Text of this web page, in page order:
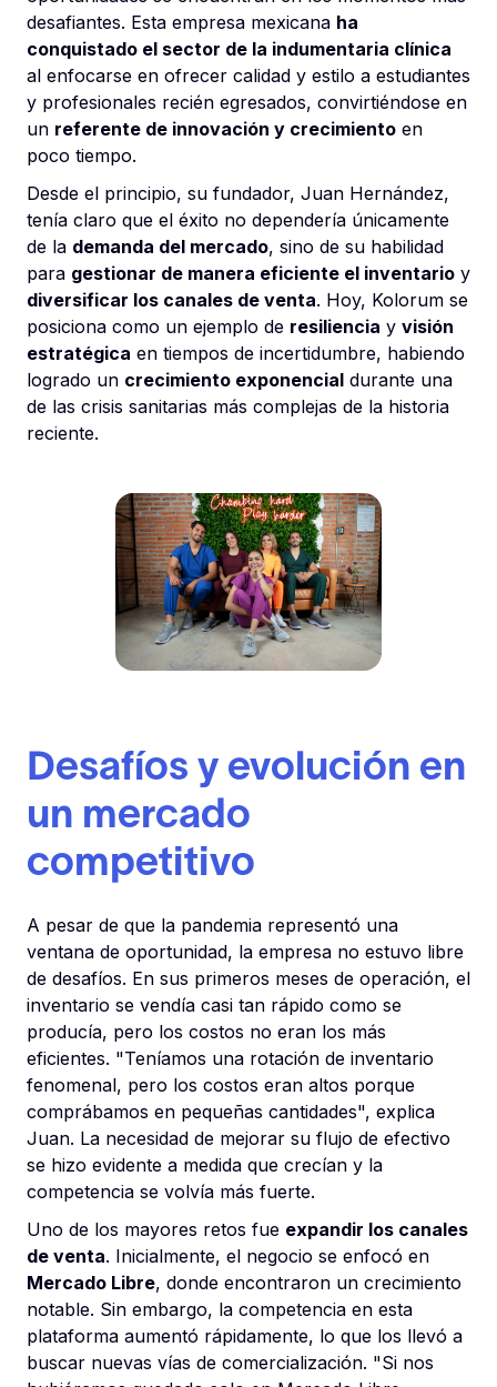
desafiantes. Esta empresa mexicana ha
conquistado el sector de la indumentaria clínica
al enfocarse en ofrecer calidad y estilo a estudiantes
y profesionales recién egresados, convirtiéndose en
un referente de innovación y crecimiento en
poco tiempo.
Desde el principio, su fundador, Juan Hernández,
tenía claro que el éxito no dependería únicamente
de la demanda del mercado, sino de su habilidad
para gestionar de manera eficiente el inventario y
diversificar los canales de venta. Hoy, Kolorum se
posiciona como un ejemplo de resiliencia y visión
estratégica en tiempos de incertidumbre, habiendo
logrado un crecimiento exponencial durante una
de las crisis sanitarias más complejas de la historia
reciente.
Desafíos y evolución en
un mercado
competitivo
A pesar de que la pandemia representó una
ventana de oportunidad, la empresa no estuvo libre
de desafíos. En sus primeros meses de operación, el
inventario se vendía casi tan rápido como se
producía, pero los costos no eran los más
eficientes. "Teníamos una rotación de inventario
fenomenal, pero los costos eran altos porque
comprábamos en pequeñas cantidades", explica
Juan. La necesidad de mejorar su flujo de efectivo
se hizo evidente a medida que crecían y la
competencia se volvía más fuerte.
Uno de los mayores retos fue expandir los canales
de venta. Inicialmente, el negocio se enfocó en
Mercado Libre, donde encontraron un crecimiento
notable. Sin embargo, la competencia en esta
plataforma aumentó rápidamente, lo que los llevó a
buscar nuevas vías de comercialización. "Si nos